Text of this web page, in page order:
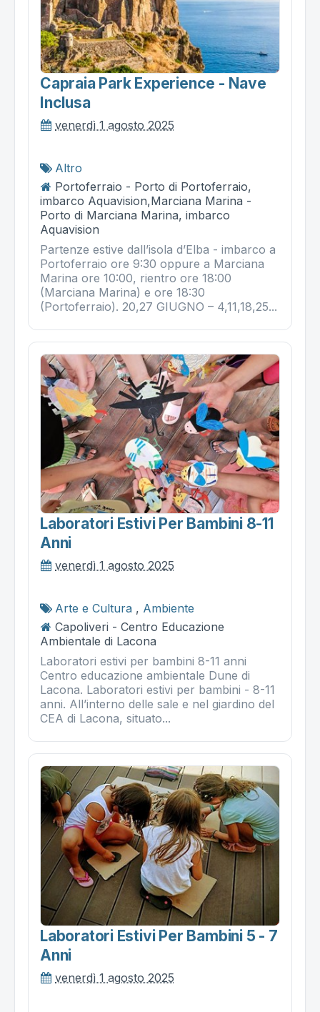
Capraia Park Experience - Nave
Inclusa
venerdì 1 agosto 2025
Altro
Portoferraio - Porto di Portoferraio,
imbarco Aquavision,Marciana Marina -
Porto di Marciana Marina, imbarco
Aquavision
Partenze estive dall’isola d’Elba - imbarco a
Portoferraio ore 9:30 oppure a Marciana
Marina ore 10:00, rientro ore 18:00
(Marciana Marina) e ore 18:30
(Portoferraio). 20,27 GIUGNO – 4,11,18,25...
Laboratori Estivi Per Bambini 8-11
Anni
venerdì 1 agosto 2025
Arte e Cultura , Ambiente
Capoliveri - Centro Educazione
Ambientale di Lacona
Laboratori estivi per bambini 8-11 anni
Centro educazione ambientale Dune di
Lacona. Laboratori estivi per bambini - 8-11
anni. All’interno delle sale e nel giardino del
CEA di Lacona, situato...
Laboratori Estivi Per Bambini 5 - 7
Anni
venerdì 1 agosto 2025